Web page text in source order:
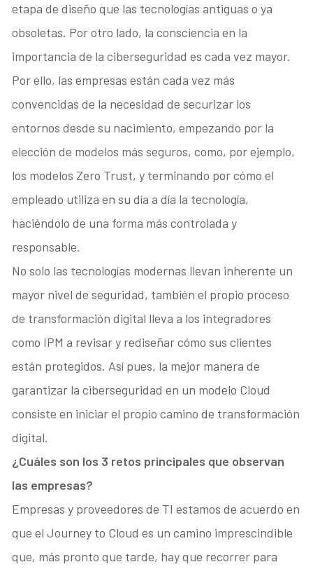
etapa de diseño que las tecnologías antiguas o ya
obsoletas. Por otro lado, la consciencia en la
importancia de la ciberseguridad es cada vez mayor.
Por ello, las empresas están cada vez más
convencidas de la necesidad de securizar los
entornos desde su nacimiento, empezando por la
elección de modelos más seguros, como, por ejemplo,
los modelos Zero Trust, y terminando por cómo el
empleado utiliza en su día a día la tecnología,
haciéndolo de una forma más controlada y
responsable.
No solo las tecnologías modernas llevan inherente un
mayor nivel de seguridad, también el propio proceso
de transformación digital lleva a los integradores
como IPM a revisar y rediseñar cómo sus clientes
están protegidos. Así pues, la mejor manera de
garantizar la ciberseguridad en un modelo Cloud
consiste en iniciar el propio camino de transformación
digital.
¿Cuáles son los 3 retos principales que observan
las empresas?
Empresas y proveedores de TI estamos de acuerdo en
que el Journey to Cloud es un camino imprescindible
que, más pronto que tarde, hay que recorrer para